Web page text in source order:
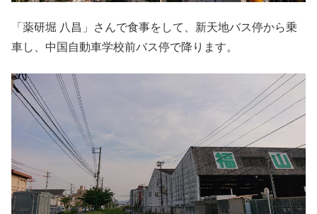
「薬研堀 八昌」さんで食事をして、新天地バス停から乗
車し、中国自動車学校前バス停で降ります。